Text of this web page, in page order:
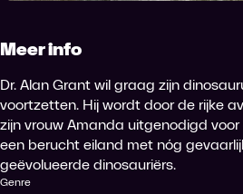
Meer info
Dr. Alan Grant wil graag zijn
voortzetten. Hij wordt door de rijke
zijn vrouw Amanda uitgenodigd voor
een berucht eiland met nóg
geëvolueerde dinosauriërs.
Genre